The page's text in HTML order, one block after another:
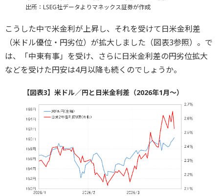
出所：LSEG社データよりマネックス証券が作成
こうした中で米金利が上昇し、それを受けて日米金利差
（米ドル優位・円劣位）が拡大しました（図表3参照）。で
は、「中東有事」を受け、さらに日米金利差の円劣位拡大
などを受けた円安は4月以降も続くのでしょうか。
【図表3】米ドル／円と日米金利差（2026年1月～）